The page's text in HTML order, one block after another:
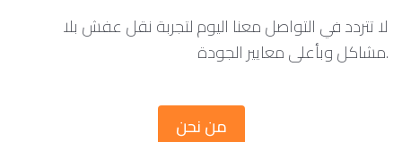
لا تتردد في التواصل معنا اليوم لتجربة نقل عفش بلا
مشاكل وبأعلى معايير الجودة.
من نحن